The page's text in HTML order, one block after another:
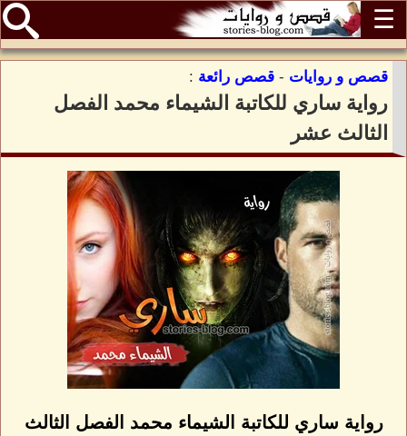
☰
قصص و روايات - قصص رائعة :
رواية ساري للكاتبة الشيماء محمد الفصل
الثالث عشر
رواية ساري للكاتبة الشيماء محمد الفصل الثالث